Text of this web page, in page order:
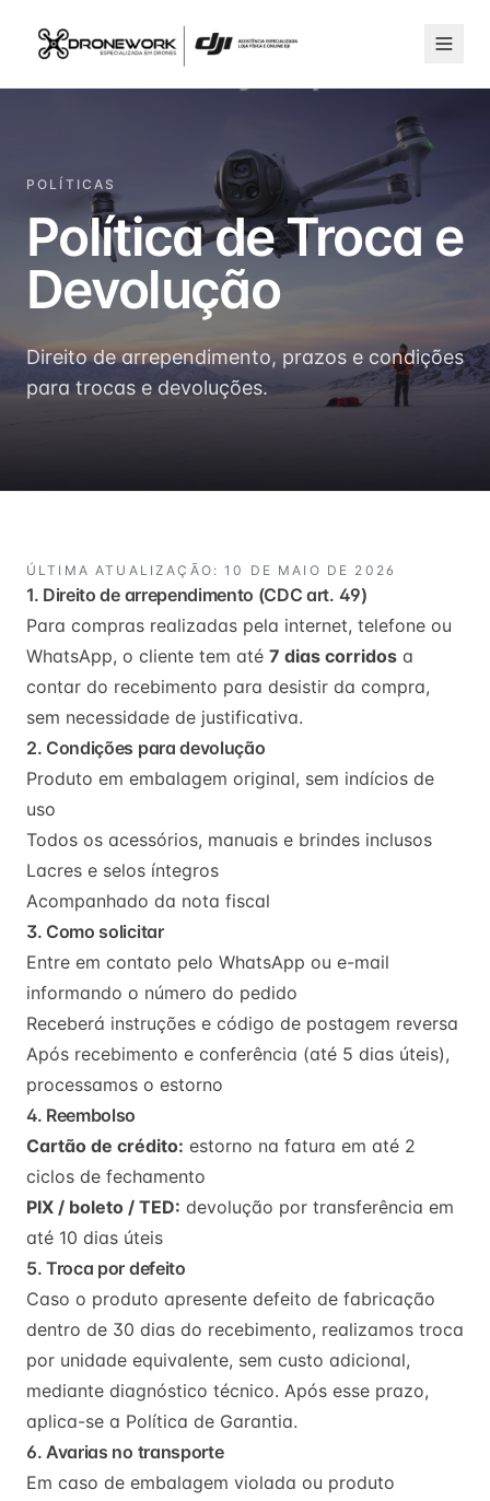
POLÍTICAS
Política de Troca e
Devolução
Direito de arrependimento, prazos e condições
para trocas e devoluções.
ÚLTIMA ATUALIZAÇÃO: 10 DE MAIO DE 2026
1. Direito de arrependimento (CDC art. 49)
Para compras realizadas pela internet, telefone ou
WhatsApp, o cliente tem até 7 dias corridos a
contar do recebimento para desistir da compra,
sem necessidade de justificativa.
2. Condições para devolução
Produto em embalagem original, sem indícios de
uso
Todos os acessórios, manuais e brindes inclusos
Lacres e selos íntegros
Acompanhado da nota fiscal
3. Como solicitar
Entre em contato pelo WhatsApp ou e-mail
informando o número do pedido
Receberá instruções e código de postagem reversa
Após recebimento e conferência (até 5 dias úteis),
processamos o estorno
4. Reembolso
Cartão de crédito: estorno na fatura em até 2
ciclos de fechamento
PIX / boleto / TED: devolução por transferência em
até 10 dias úteis
5. Troca por defeito
Caso o produto apresente defeito de fabricação
dentro de 30 dias do recebimento, realizamos troca
por unidade equivalente, sem custo adicional,
mediante diagnóstico técnico. Após esse prazo,
aplica-se a Política de Garantia.
6. Avarias no transporte
Em caso de embalagem violada ou produto